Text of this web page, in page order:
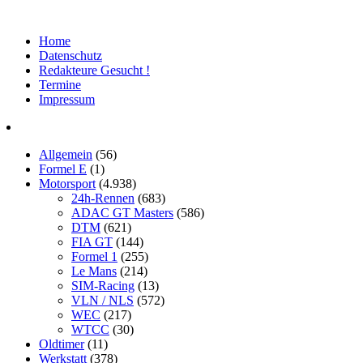
Home
Datenschutz
Redakteure Gesucht !
Termine
Impressum
Allgemein (56)
Formel E (1)
Motorsport (4.938)
24h-Rennen (683)
ADAC GT Masters (586)
DTM (621)
FIA GT (144)
Formel 1 (255)
Le Mans (214)
SIM-Racing (13)
VLN / NLS (572)
WEC (217)
WTCC (30)
Oldtimer(11)
Werkstatt (378)